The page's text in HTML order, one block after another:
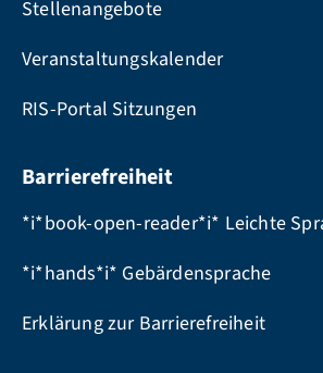
Stellenangebote
Veranstaltungskalender
RIS-Portal Sitzungen
Barrierefreiheit
*i*book-open-reader*i* Leichte
*i*hands*i* Gebärdensprache
Erklärung zur Barrierefreiheit